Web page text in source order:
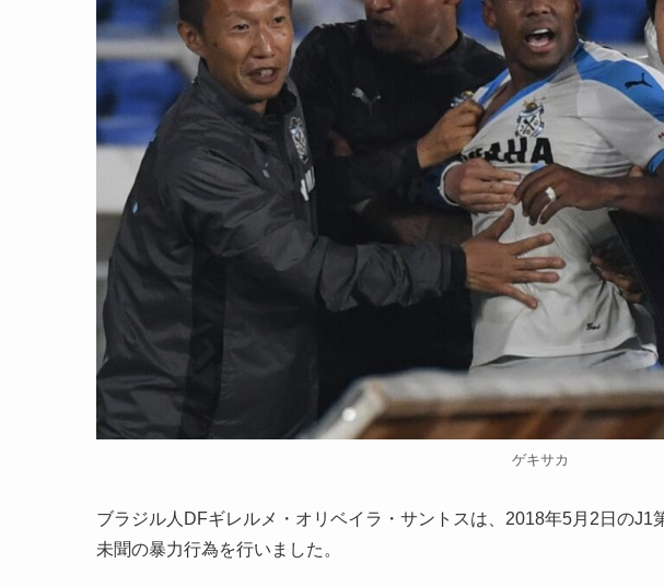
ゲキサカ
ブラジル人DFギレルメ・オリベイラ・サントスは、2018年5月2日の
未聞の暴力行為を行いました。